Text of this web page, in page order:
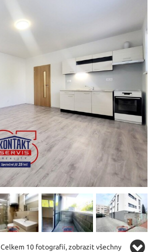
Celkem 10 fotografií, zobrazit všechny